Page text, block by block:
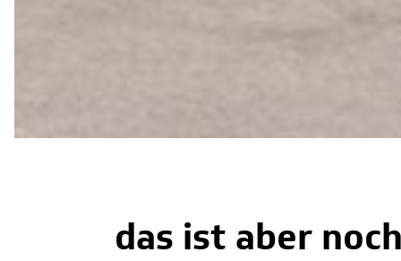
das ist aber